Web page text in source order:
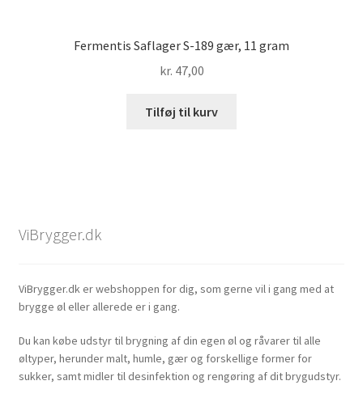
Fermentis Saflager S-189 gær, 11 gram
kr. 47,00
Tilføj til kurv
ViBrygger.dk
ViBrygger.dk er webshoppen for dig, som gerne vil i gang med at
brygge øl eller allerede er i gang.
Du kan købe udstyr til brygning af din egen øl og råvarer til alle
øltyper, herunder malt, humle, gær og forskellige former for
sukker, samt midler til desinfektion og rengøring af dit brygudstyr.